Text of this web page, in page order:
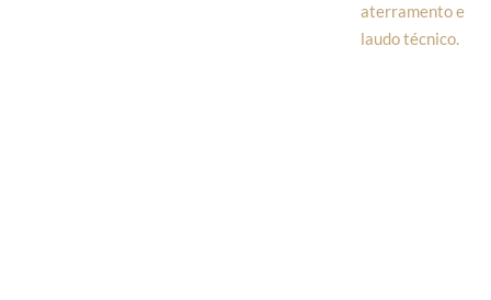
aterramento e
laudo técnico.